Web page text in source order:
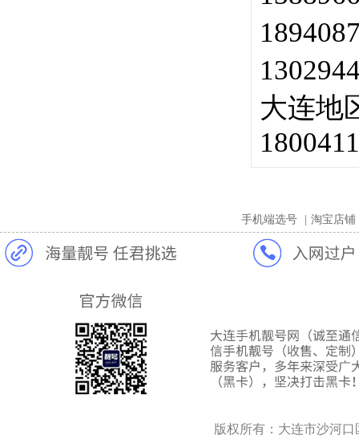
大连地
手机端选号 淘宝店铺
版权所有：大连市沙河